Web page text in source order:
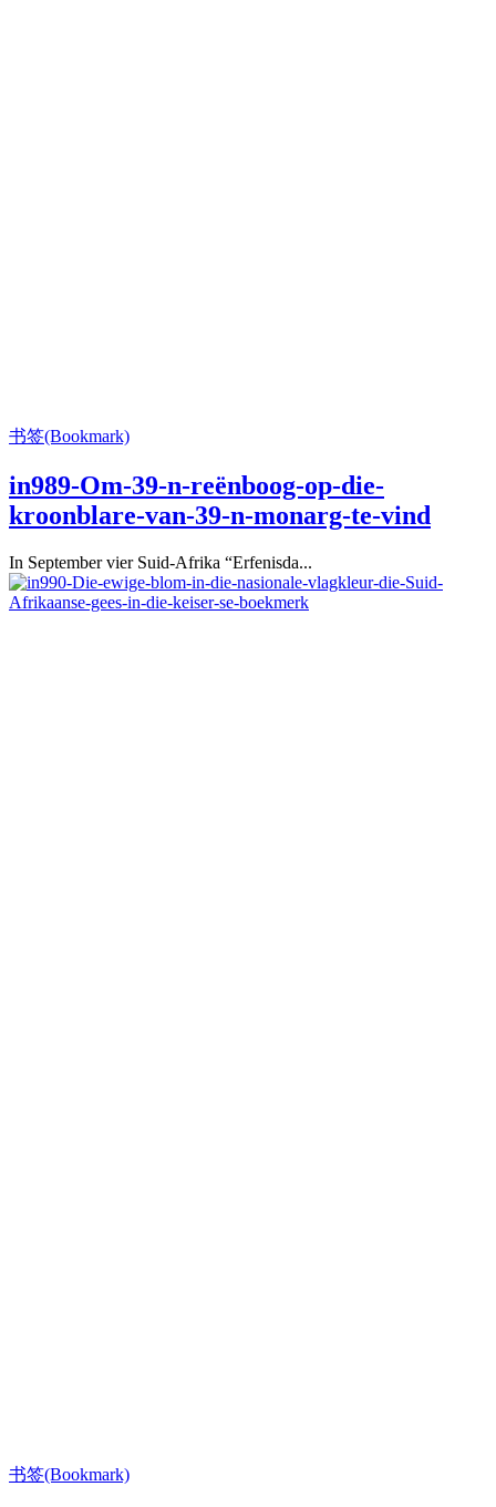
书签(Bookmark)
in989-Om-39-n-reënboog-op-die-
kroonblare-van-39-n-monarg-te-vind
In September vier Suid-Afrika “Erfenisda...
书签(Bookmark)